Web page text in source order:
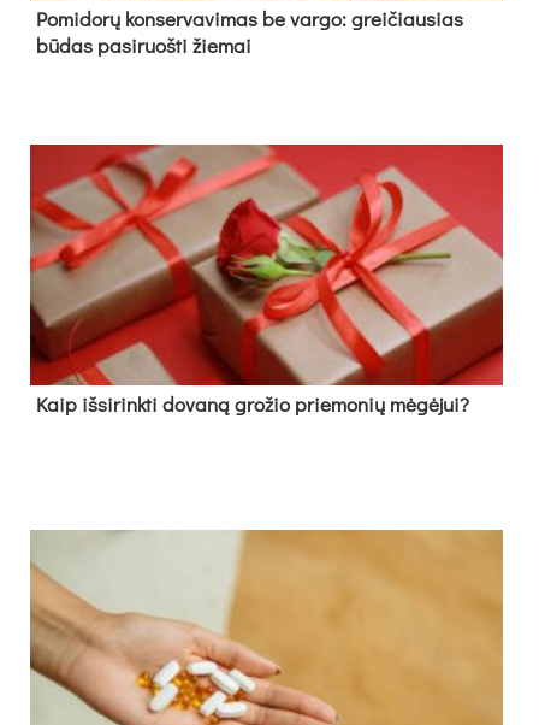
Pomidorų konservavimas be vargo: greičiausias
būdas pasiruošti žiemai
Kaip išsirinkti dovaną grožio priemonių mėgėjui?